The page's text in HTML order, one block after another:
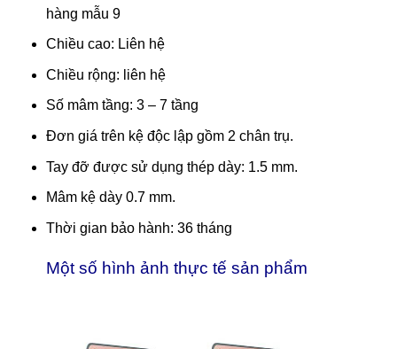
hàng mẫu 9
Chiều cao: Liên hệ
Chiều rộng: liên hệ
Số mâm tầng: 3 – 7 tầng
Đơn giá trên kệ độc lập gồm 2 chân trụ.
Tay đỡ được sử dụng thép dày: 1.5 mm.
Mâm kệ dày 0.7 mm.
Thời gian bảo hành: 36 tháng
Một số hình ảnh thực tế sản phẩm